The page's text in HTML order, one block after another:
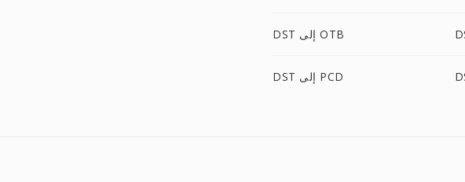
DST إلى OTB
DST إلى PCD